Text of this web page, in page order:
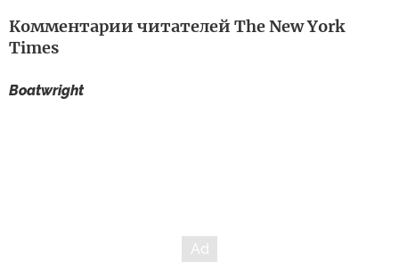
Комментарии читателей The New York
Times
Boatwright